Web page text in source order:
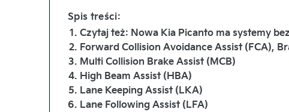
Spis treści:
Czytaj też: Nowa Kia Picanto ma systemy
Forward Collision Avoidance Assist (FCA),
Multi Collision Brake Assist (MCB)
High Beam Assist (HBA)
Lane Keeping Assist (LKA)
Lane Following Assist (LFA)